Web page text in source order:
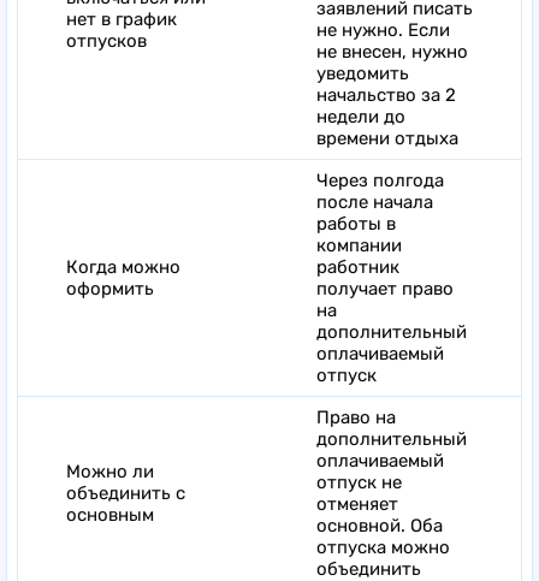
нет в график
отпусков
заявлений писать
не нужно. Если
не внесен, нужно
уведомить
начальство за 2
недели до
времени отдыха
Когда можно
оформить
Через полгода
после начала
работы в
компании
работник
получает право
на
дополнительный
оплачиваемый
отпуск
Можно ли
объединить с
основным
Право на
дополнительный
оплачиваемый
отпуск не
отменяет
основной. Оба
отпуска можно
объединить